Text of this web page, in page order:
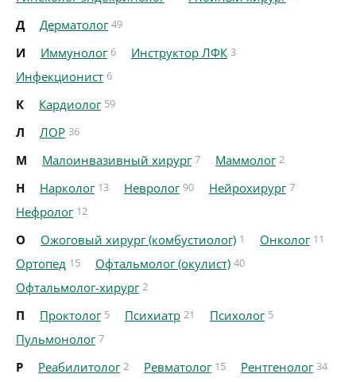
Д Дерматолог 49
И Иммунолог 6 Инструктор ЛФК 3
Инфекционист 6
К Кардиолог 59
Л ЛОР 36
М Малоинвазивный хирург 7 Маммолог 2
Н Нарколог 13 Невролог 90 Нейрохирург 7
Нефролог 12
О Ожоговый хирург (комбустиолог) 1 Онколог 11
Ортопед 15 Офтальмолог (окулист) 40
Офтальмолог-хирург 2
П Проктолог 5 Психиатр 21 Психолог 5
Пульмонолог 7
Р Реабилитолог 2 Ревматолог 15 Рентгенолог 34